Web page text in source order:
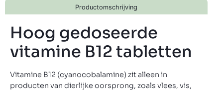
Productomschrijving
Hoog gedoseerde
vitamine B12 tabletten
Vitamine B12 (cyanocobalamine) zit alleen in
producten van dierlijke oorsprong, zoals vlees, vis,